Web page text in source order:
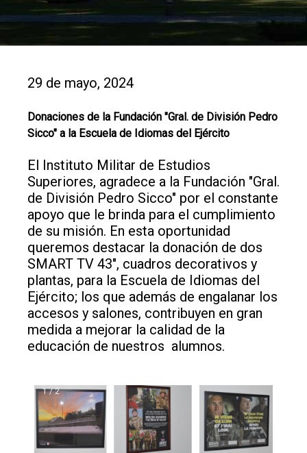
29 de mayo, 2024
Donaciones de la Fundación "Gral. de División Pedro
Sicco" a la Escuela de Idiomas del Ejército
El Instituto Militar de Estudios
Superiores, agradece a la Fundación "Gral.
de División Pedro Sicco" por el constante
apoyo que le brinda para el cumplimiento
de su misión. En esta oportunidad
queremos destacar la donación de dos
SMART TV 43", cuadros decorativos y
plantas, para la Escuela de Idiomas del
Ejército; los que además de engalanar los
accesos y salones, contribuyen en gran
medida a mejorar la calidad de la
educación de nuestros alumnos.
1 / 2